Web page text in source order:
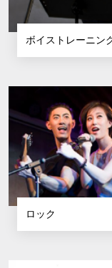
ボイストレーニン
ロック